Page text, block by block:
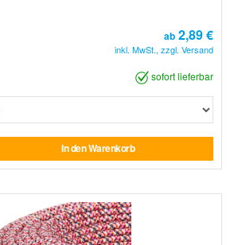
ab 2,89 €
inkl. MwSt., zzgl. Versand
sofort lieferbar
In den Warenkorb